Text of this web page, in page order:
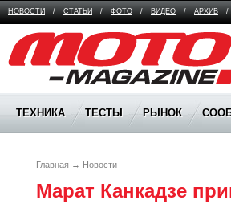
НОВОСТИ / СТАТЬИ / ФОТО / ВИДЕО / АРХИВ /
Moto Magazine
ТЕХНИКА ТЕСТЫ РЫНОК
Главная → Новости
Марат Канкадзе